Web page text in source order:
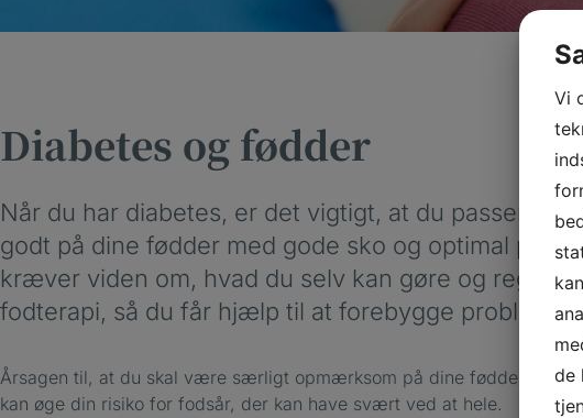
Diabetes og fødder
Når du har diabetes, er det vigtigt, at du passer
godt på dine fødder med gode sko og optimal pleje.
kræver viden om, hvad du selv kan gøre og
fodterapi, så du får hjælp til at forebygge problemer.
Årsagen til, at du skal være særligt opmærksom på dine fødder er, at
kan øge din risiko for fodsår, der kan have svært ved at hele.
Vi
de